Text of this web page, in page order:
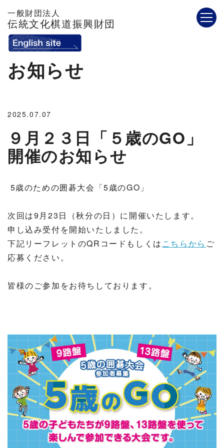
一般財団法人
伝統文化棋道振興財団
お知らせ
2025.07.07
９月２３日「５歳のGO」
開催のお知らせ
5歳のための囲碁大会「5歳のGO」
次回は9月23日（秋分の日）に開催いたします。
申し込み受付を開始いたしました。
下記リーフレットのQRコードもしくは こちらから ご
応募ください。
皆様のご参加をお待ちしております。